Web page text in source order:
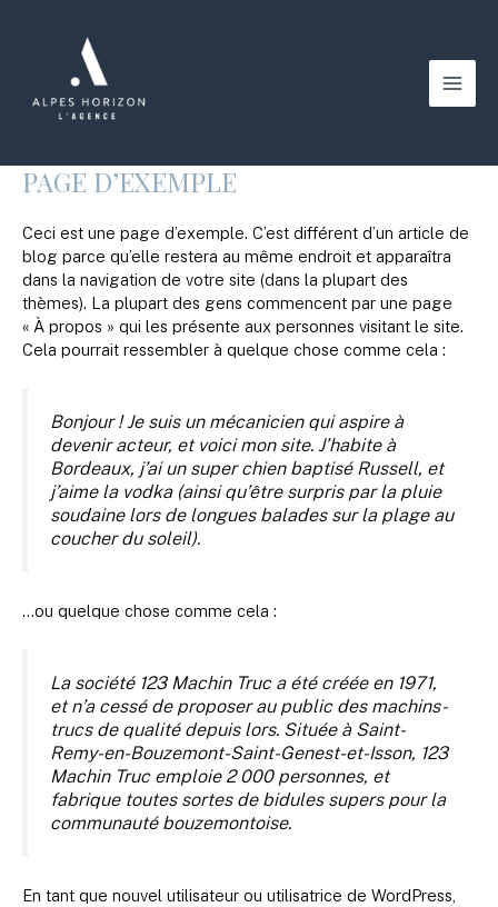
Main
PAGE D’EXEMPLE
Ceci est une page d’exemple. C’est différent d’un article de
blog parce qu’elle restera au même endroit et apparaîtra
dans la navigation de votre site (dans la plupart des
thèmes). La plupart des gens commencent par une page
« À propos » qui les présente aux personnes visitant le site.
Cela pourrait ressembler à quelque chose comme cela :
Bonjour ! Je suis un mécanicien qui aspire à
devenir acteur, et voici mon site. J’habite à
Bordeaux, j’ai un super chien baptisé Russell, et
j’aime la vodka (ainsi qu’être surpris par la pluie
soudaine lors de longues balades sur la plage au
coucher du soleil).
…ou quelque chose comme cela :
La société 123 Machin Truc a été créée en 1971,
et n’a cessé de proposer au public des machins-
trucs de qualité depuis lors. Située à Saint-
Remy-en-Bouzemont-Saint-Genest-et-Isson, 123
Machin Truc emploie 2 000 personnes, et
fabrique toutes sortes de bidules supers pour la
communauté bouzemontoise.
En tant que nouvel utilisateur ou utilisatrice de WordPress,